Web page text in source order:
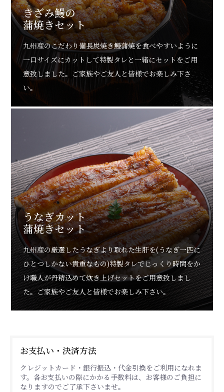
きざみ鰻の
蒲焼きセット
九州産のこだわり備長炭焼き鰻蒲焼を食べやすいように
一口サイズにカットして特製タレと一緒にセットをご用
意致しました。ご家族やご友人と皆様でお楽しみ下さ
い。
うなぎカット
蒲焼きセット
九州産の厳選したうなぎより取れた生肝を(うなぎ一匹に
ひとつしかない貴重なもの)特製タレでじっくり時間をか
け職人が丹精込めて炊き上げセットをご用意致しまし
た。ご家族やご友人と皆様でお楽しみ下さい。
お支払い・決済方法
クレジットカード・銀行振込・代金引換をご利用になれま
す。各お支払いの際にかかる手数料は、お客様のご負担に
なりますのでご了承下さいませ。